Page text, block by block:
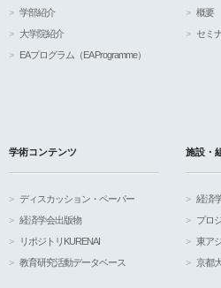
学部紹介
大学院紹介
EAプログラム（EA Programme）
概要
セミ
学術コンテンツ
ディスカッション・ペーパー
経済学会出版物
リポジトリKURENAI
教育研究活動データベース
施設・
経済
プロ
東ア
京都